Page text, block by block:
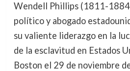
Wendell Phillips (1811-
político y abogado
su valiente liderazgo en la
de la esclavitud en Estados
Boston el 29 de noviembre